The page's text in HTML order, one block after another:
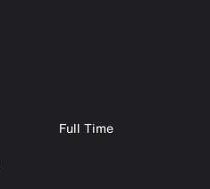
Full Time